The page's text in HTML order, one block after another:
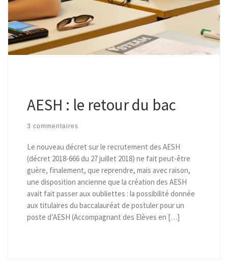
AESH : le retour du bac
3 commentaires
Le nouveau décret sur le recrutement des AESH
(décret 2018-666 du 27 juillet 2018) ne fait peut-être
guère, finalement, que reprendre, mais avec raison,
une disposition ancienne que la création des AESH
avait fait passer aux oubliettes : la possibilité donnée
aux titulaires du baccalauréat de postuler pour un
poste d’AESH (Accompagnant des Elèves en […]